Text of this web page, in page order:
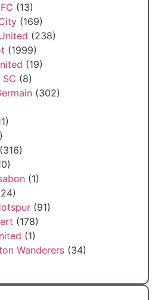
(13)
(169)
(238)
(1999)
(19)
(8)
(302)
(316)
(1)
(91)
(178)
(1)
Wanderers (34)